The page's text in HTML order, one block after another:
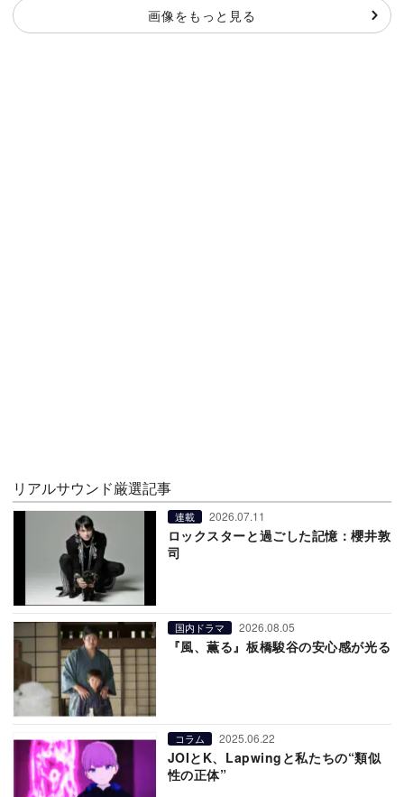
画像をもっと見る
リアルサウンド厳選記事
連載 2026.07.11
ロックスターと過ごした記憶：櫻井敦
司
国内ドラマ 2026.08.05
『風、薫る』板橋駿谷の安心感が光る
コラム 2025.06.22
JOIとK、Lapwingと私たちの“類似
性の正体”